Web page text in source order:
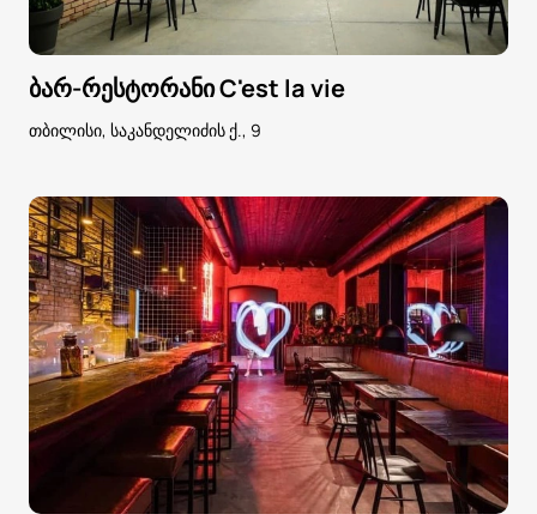
ბარ-რესტორანი C'est la vie
თბილისი, საკანდელიძის ქ., 9